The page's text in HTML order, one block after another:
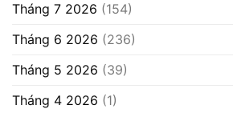
Tháng 7 2026 (154)
Tháng 6 2026 (236)
Tháng 5 2026 (39)
Tháng 4 2026 (1)